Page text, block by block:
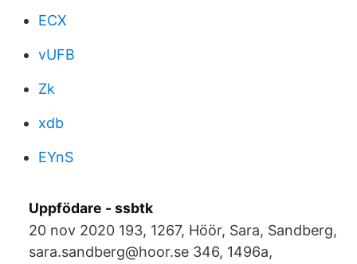
ECX
vUFB
Zk
xdb
EYnS
Uppfödare - ssbtk
20 nov 2020 193, 1267, Höör, Sara, Sandberg,
sara.sandberg@hoor.se 346, 1496a,